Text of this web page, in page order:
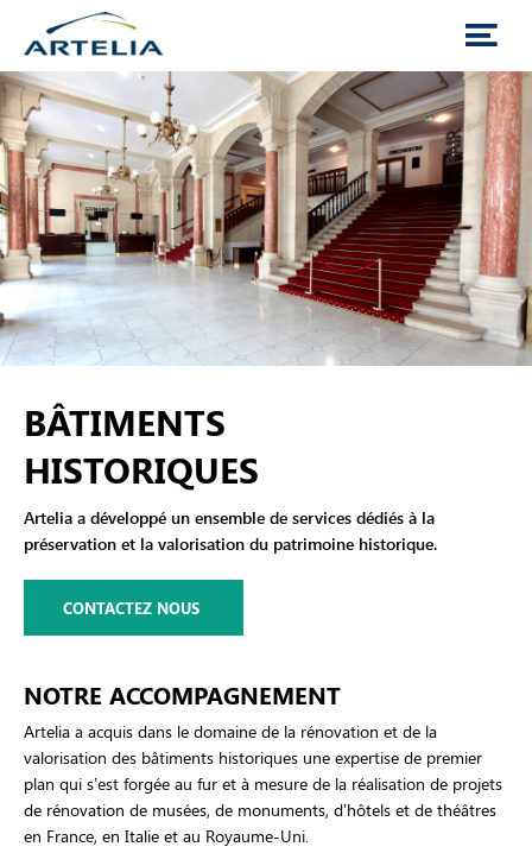
BÂTIMENTS
HISTORIQUES
Artelia a développé un ensemble de services dédiés à la
préservation et la valorisation du patrimoine historique.
CONTACTEZ NOUS
NOTRE ACCOMPAGNEMENT
Artelia a acquis dans le domaine de la rénovation et de la
valorisation des bâtiments historiques une expertise de premier
plan qui s’est forgée au fur et à mesure de la réalisation de projets
de rénovation de musées, de monuments, d’hôtels et de théâtres
en France, en Italie et au Royaume-Uni.